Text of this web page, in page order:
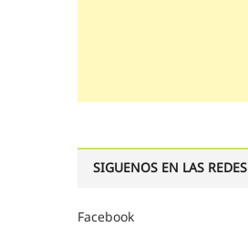
SIGUENOS EN LAS REDES
Facebook